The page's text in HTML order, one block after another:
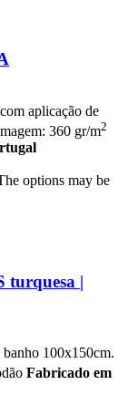
aplicação de
360 gr/m2
options may be
turquesa |
banho 100x150cm.
Fabricado em